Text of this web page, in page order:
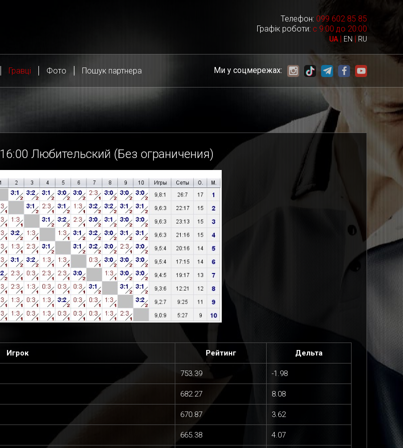
Телефон: 099 602 85 85
Графік роботи: с 9:00 до 20:00
UA | EN | RU
Гравці Фото Пошук партнера Ми у соцмережах:
16:00 Любительский (Без ограничения)
Игрок Рейтинг Дельта
753.39 -1.98
682.27 8.08
670.87 3.62
665.38 4.07